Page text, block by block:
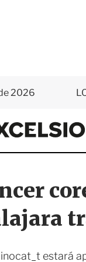
2026
estará